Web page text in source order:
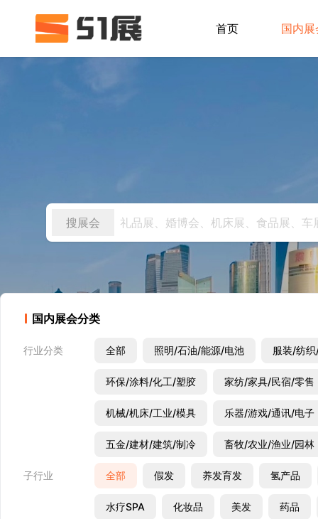
首页 国内展
搜展会
国内展会分类
行业分类 全部 照明/石油/能源/电池 服装/纺
环保/涂料/化工/塑胶 家纺/家具/民宿/零售
机械/机床/工业/模具 乐器/游戏/通讯/电子
五金/建材/建筑/制冷 畜牧/农业/渔业/园林
子行业 全部 假发 养发育发 氢产品
水疗SPA 化妆品 美发 药品